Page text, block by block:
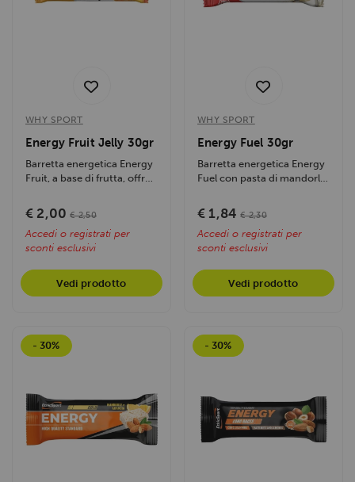
WHY SPORT
Energy Fruit Jelly 30gr
Barretta energetica Energy
Fruit, a base di frutta, offre
€ 2,00 € 2,50
Accedi o registrati per
sconti esclusivi
Vedi prodotto
WHY SPORT
Energy Fuel 30gr
Barretta energetica Energy
Fuel con pasta di mandorle
nutrienti...
€ 1,84 € 2,30
Accedi o registrati per
sconti esclusivi
Vedi prodotto
- 30% - 30%